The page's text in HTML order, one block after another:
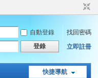
自動登錄
找回密碼
登錄 立即註冊
快捷導航